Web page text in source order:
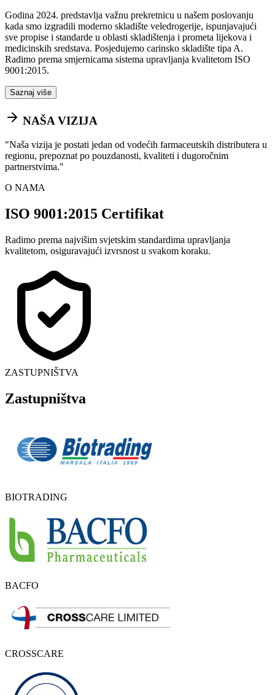
Godina 2024. predstavlja važnu prekretnicu u našem poslovanju
kada smo izgradili moderno skladište veledrogerije, ispunjavajući
sve propise i standarde u oblasti skladištenja i prometa lijekova i
medicinskih sredstava. Posjedujemo carinsko skladište tipa A.
Radimo prema smjernicama sistema upravljanja kvalitetom ISO
9001:2015.
Saznaj više
NAŠA VIZIJA
"Naša vizija je postati jedan od vodećih farmaceutskih distributera u
regionu, prepoznat po pouzdanosti, kvaliteti i dugoročnim
partnerstvima."
O NAMA
ISO 9001:2015 Certifikat
Radimo prema najvišim svjetskim standardima upravljanja
kvalitetom, osiguravajući izvrsnost u svakom koraku.
ZASTUPNIŠTVA
Zastupništva
BIOTRADING
BACFO
CROSSCARE